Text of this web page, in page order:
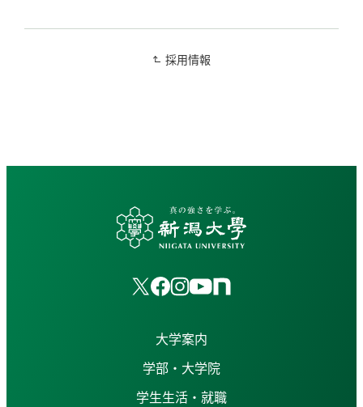
採用情報
大学案内
学部・大学院
学生生活・就職